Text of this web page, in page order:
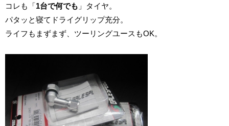
コレも「1台で何でも 」タイヤ。
パタッと寝てドライグリップ充分。
ライフもまずまず、ツーリングユースもOK。